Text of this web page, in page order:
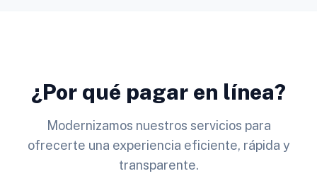
¿Por qué pagar en línea?
Modernizamos nuestros servicios para
ofrecerte una experiencia eficiente, rápida y
transparente.